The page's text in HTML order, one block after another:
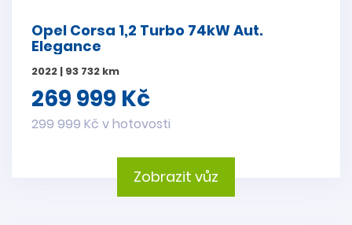
Opel Corsa 1,2 Turbo 74kW Aut.
Elegance
2022 | 93 732 km
269 999 Kč
299 999 Kč v hotovosti
Zobrazit vůz